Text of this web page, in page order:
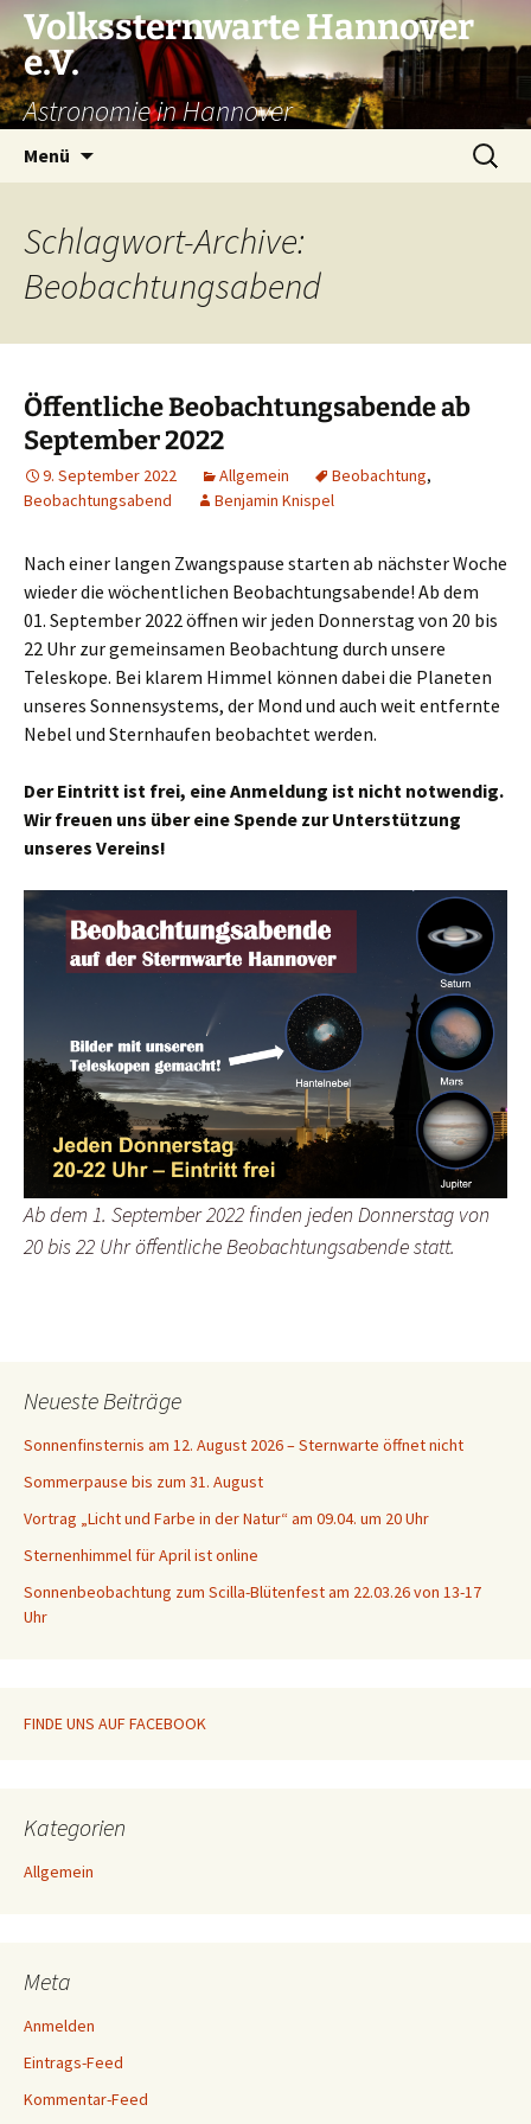
Volkssternwarte Hannover
e.V.
Astronomie in Hannover
Menü
Suchen
nach:
Schlagwort-Archive:
Beobachtungsabend
Öffentliche Beobachtungsabende ab
September 2022
9. September 2022 Allgemein Beobachtung,
Beobachtungsabend
Benjamin Knispel
Nach einer langen Zwangspause starten ab nächster Woche
wieder die wöchentlichen Beobachtungsabende! Ab dem
01. September 2022 öffnen wir jeden Donnerstag von 20 bis
22 Uhr zur gemeinsamen Beobachtung durch unsere
Teleskope. Bei klarem Himmel können dabei die Planeten
unseres Sonnensystems, der Mond und auch weit entfernte
Nebel und Sternhaufen beobachtet werden.
Der Eintritt ist frei, eine Anmeldung ist nicht notwendig.
Wir freuen uns über eine Spende zur Unterstützung
unseres Vereins!
Ab dem 1. September 2022 finden jeden Donnerstag von
20 bis 22 Uhr öffentliche Beobachtungsabende statt.
Neueste Beiträge
Sonnenfinsternis am 12. August 2026 – Sternwarte öffnet nicht
Sommerpause bis zum 31. August
Vortrag „Licht und Farbe in der Natur“ am 09.04. um 20 Uhr
Sternenhimmel für April ist online
Sonnenbeobachtung zum Scilla-Blütenfest am 22.03.26 von 13-17
Uhr
FINDE UNS AUF FACEBOOK
Kategorien
Allgemein
Meta
Anmelden
Eintrags-Feed
Kommentar-Feed